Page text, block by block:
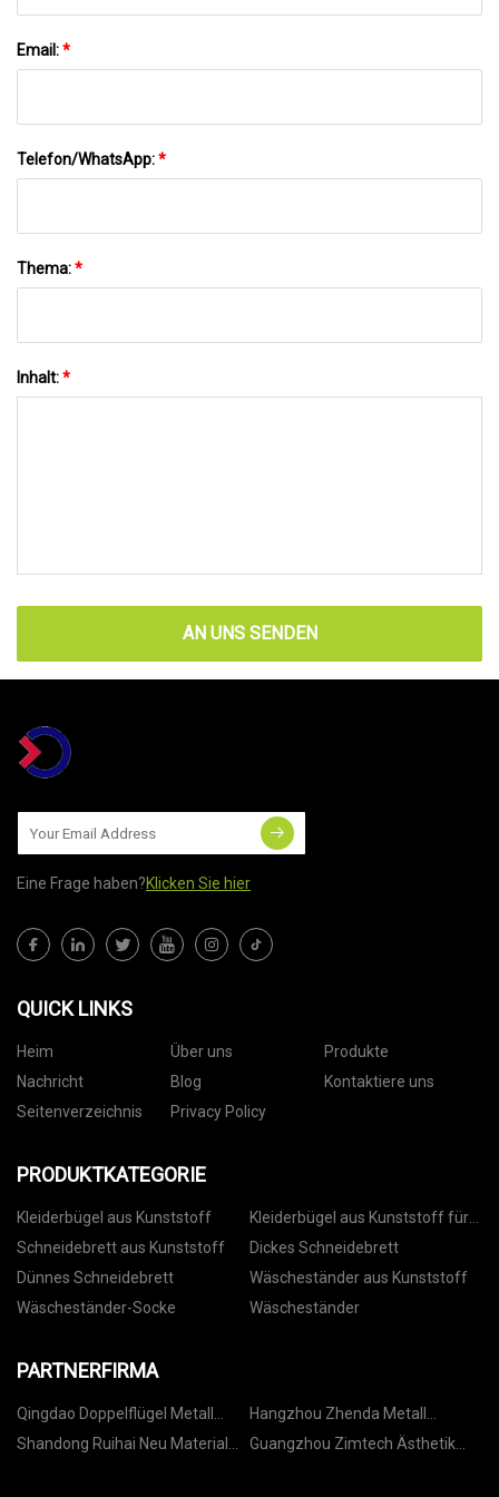
Email:*
Telefon/WhatsApp:*
Thema:*
Inhalt:*
AN UNS SENDEN
Eine Frage haben?Klicken Sie hier
QUICK LINKS
Heim Über uns
Produkte
Nachricht
Blog
Kontaktiere uns
Seitenverzeichnis
Privacy Policy
PRODUKTKATEGORIE
Kleiderbügel aus Kunststoff
Kleiderbügel aus Kunststoff für
Hosen
Schneidebrett aus Kunststoff
Dickes Schneidebrett
Dünnes Schneidebrett
Wäscheständer aus Kunststoff
Wäscheständer-Socke
Wäscheständer
PARTNERFIRMA
Qingdao Doppelflügel Metall
Produkte Co., Ltd
Hangzhou Zhenda Metall
Technologie Co., GmbH
Shandong Ruihai Neu Material
Guangzhou Zimtech Ästhetik